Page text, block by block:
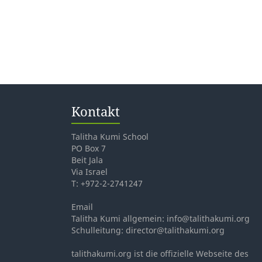
Kontakt
Talitha Kumi School
PO Box 7
Beit Jala
Via Israel
T: +972-2-2741247
Email
Talitha Kumi allgemein: info@talithakumi.org
Schulleitung: director@talithakumi.org
talithakumi.org ist die offizielle Webseite des